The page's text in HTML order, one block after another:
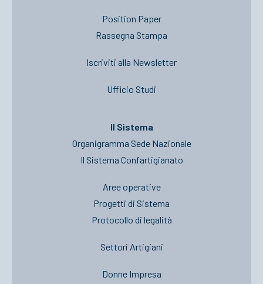
Position Paper
Rassegna Stampa
Iscriviti alla Newsletter
Ufficio Studi
Il Sistema
Organigramma Sede Nazionale
Il Sistema Confartigianato
Aree operative
Progetti di Sistema
Protocollo di legalità
Settori Artigiani
Donne Impresa